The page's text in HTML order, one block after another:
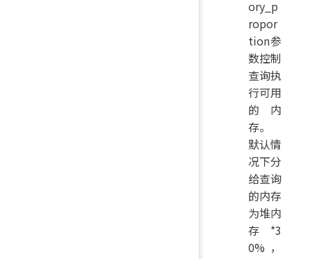
ory_p
ropor
tion参
数控制
查询执
行可用
的内
存。
默认情
况下分
给查询
的内存
为堆内
存*3
0%，